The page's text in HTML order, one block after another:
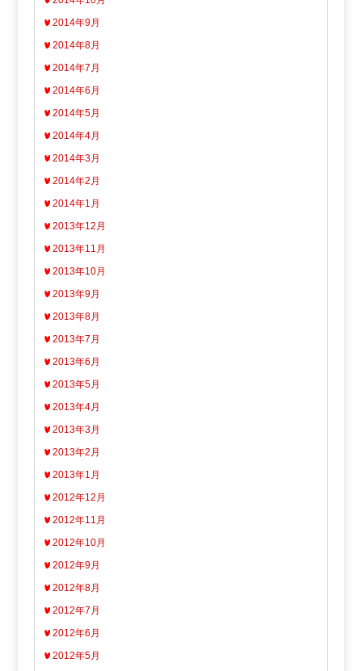
2014年9月
2014年8月
2014年7月
2014年6月
2014年5月
2014年4月
2014年3月
2014年2月
2014年1月
2013年12月
2013年11月
2013年10月
2013年9月
2013年8月
2013年7月
2013年6月
2013年5月
2013年4月
2013年3月
2013年2月
2013年1月
2012年12月
2012年11月
2012年10月
2012年9月
2012年8月
2012年7月
2012年6月
2012年5月